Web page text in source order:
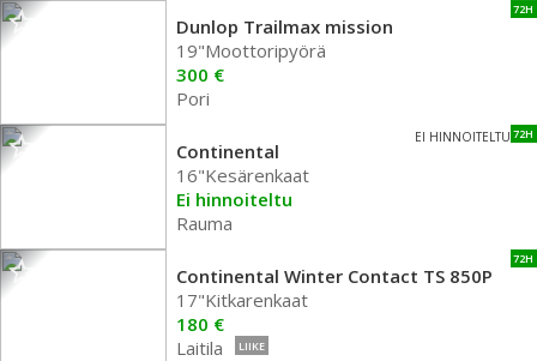
72H
Dunlop Trailmax mission
19"Moottoripyörä
300 €
Pori
72H
EI HINNOITELTU
Continental
16"Kesärenkaat
Ei hinnoiteltu
Rauma
72H
Continental Winter Contact TS 850P
17"Kitkarenkaat
180 €
Laitila
LIIKE